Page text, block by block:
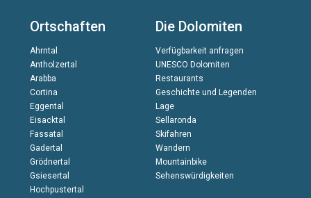
Ortschaften
Ahrntal
Antholzertal
Arabba
Cortina
Eggental
Eisacktal
Fassatal
Gadertal
Grödnertal
Gsiesertal
Hochpustertal
Die Dolomiten
Verfügbarkeit anfragen
UNESCO Dolomiten
Restaurants
Geschichte und Legenden
Lage
Sellaronda
Skifahren
Wandern
Mountainbike
Sehenswürdigkeiten